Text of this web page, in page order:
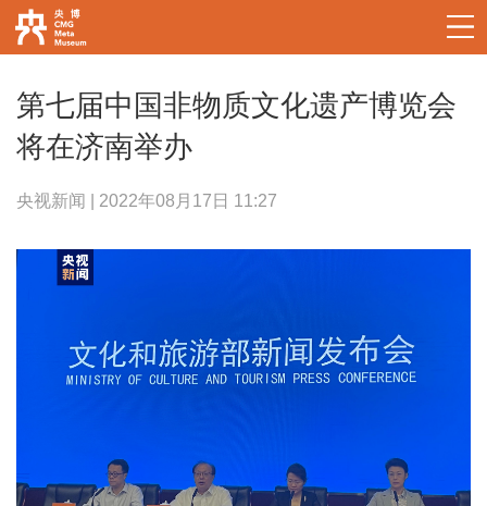
第七届中国非物质文化遗产博览会
将在济南举办
央视新闻 | 2022年08月17日 11:27